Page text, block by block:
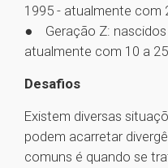
1995 - atualmente com
● Geração Z: nascidos
atualmente com 10 a
Desafios
Existem diversas
podem acarretar
comuns é quando se